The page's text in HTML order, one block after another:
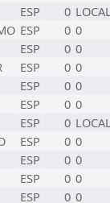
ESP 0
ESP 0 0
ESP 0 0
ESP 0 0
ESP 0 0
ESP 0 0
ESP 0
ESP 0 0
ESP 0 0
ESP 0 0
ESP 0 0